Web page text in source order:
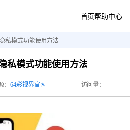
首页帮助中心
私模式功能使用方法
私模式功能使用方法
： 64彩视界官网 访问量：